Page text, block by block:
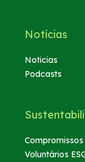
Notícias
Noticias
Podcasts
Compromissos
Voluntários